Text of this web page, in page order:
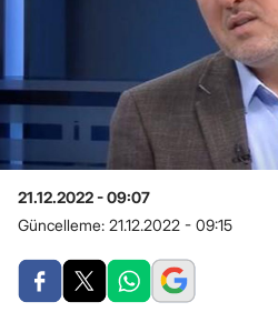
21.12.2022 - 09:07
Güncelleme: 21.12.2022 - 09:15